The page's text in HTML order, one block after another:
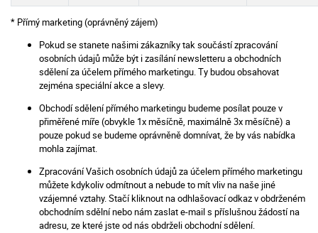
* Přímý marketing (oprávněný zájem)
Pokud se stanete našimi zákazníky tak součástí zpracování
osobních údajů může být i zasílání newsletteru a obchodních
sdělení za účelem přímého marketingu. Ty budou obsahovat
zejména speciální akce a slevy.
Obchodí sdělení přímého marketingu budeme posílat pouze v
přiměřené míře (obvykle 1x měsíčně, maximálně 3x měsíčně) a
pouze pokud se budeme oprávněně domnívat, že by vás nabídka
mohla zajímat.
Zpracování Vašich osobních údajů za účelem přímého marketingu
můžete kdykoliv odmítnout a nebude to mít vliv na naše jiné
vzájemné vztahy. Stačí kliknout na odhlašovací odkaz v obdrženém
obchodním sdělní nebo nám zaslat e-mail s příslušnou žádostí na
adresu, ze které jste od nás obdrželi obchodní sdělení.